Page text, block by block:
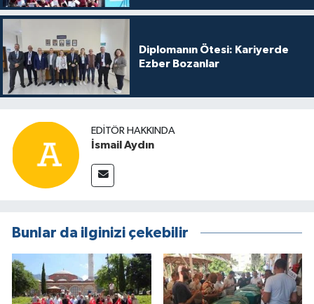
Diplomanın Ötesi: Kariyerde
Ezber Bozanlar
EDITÖR HAKKINDA
İsmail Aydın
Bunlar da ilginizi çekebilir